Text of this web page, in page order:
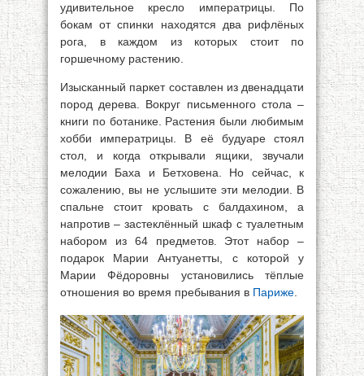
удивительное кресло императрицы. По
бокам от спинки находятся два рифлёных
рога, в каждом из которых стоит по
горшечному растению.
Изысканный паркет составлен из двенадцати
пород дерева. Вокруг письменного стола –
книги по ботанике. Растения были любимым
хобби императрицы. В её будуаре стоял
стол, и когда открывали ящики, звучали
мелодии Баха и Бетховена. Но сейчас, к
сожалению, вы не услышите эти мелодии. В
спальне стоит кровать с балдахином, а
напротив – застеклённый шкаф с туалетным
набором из 64 предметов. Этот набор –
подарок Марии Антуанетты, с которой у
Марии Фёдоровны установились тёплые
отношения во время пребывания в Париже